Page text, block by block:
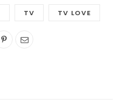
TV TV LOVE